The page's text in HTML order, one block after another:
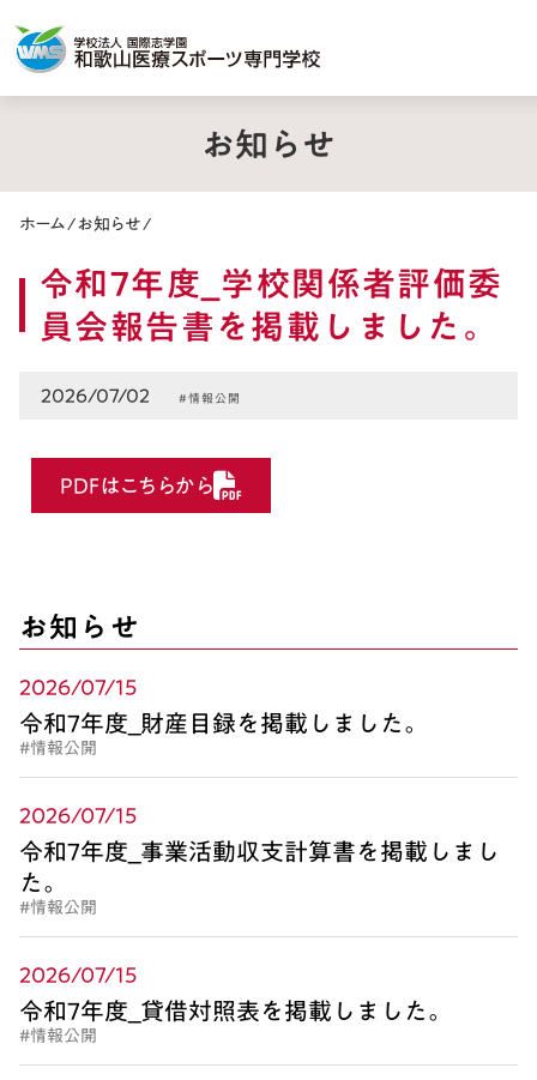
お知らせ
ホーム/お知らせ/
令和7年度_学校関係者評価委
員会報告書を掲載しました。
2026/07/02 #情報公開
PDFはこちらから
お知らせ
2026/07/15
令和7年度_財産目録を掲載しました。
#情報公開
2026/07/15
令和7年度_事業活動収支計算書を掲載しまし
た。
#情報公開
2026/07/15
令和7年度_貸借対照表を掲載しました。
#情報公開